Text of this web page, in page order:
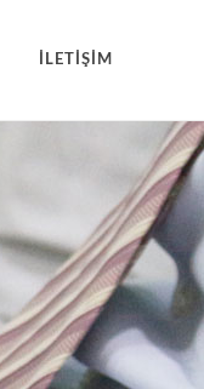
İLETİŞİM